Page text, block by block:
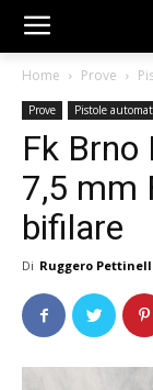
Home Prove
Prove Pistole
Fk Brno
7,5 mm
bifilare
Di Ruggero